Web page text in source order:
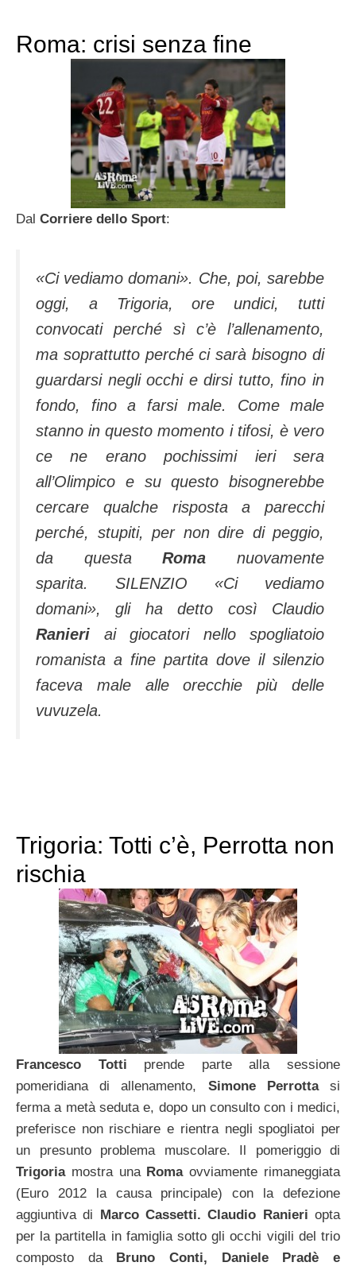
Roma: crisi senza fine
Dal Corriere dello Sport:
«Ci vediamo domani». Che, poi, sarebbe
oggi, a Trigoria, ore undici, tutti
convocati perché sì c’è l’allenamento,
ma soprattutto perché ci sarà bisogno di
guardarsi negli occhi e dirsi tutto, fino in
fondo, fino a farsi male. Come male
stanno in questo momento i tifosi, è vero
ce ne erano pochissimi ieri sera
all’Olimpico e su questo bisognerebbe
cercare qualche risposta a parecchi
perché, stupiti, per non dire di peggio,
da questaRoma nuovamente
sparita. SILENZIO «Ci vediamo
domani», gli ha detto così Claudio
Ranieri ai giocatori nello spogliatoio
romanista a fine partita dove il silenzio
faceva male alle orecchie più delle
vuvuzela.
Trigoria: Totti c’è, Perrotta non
rischia
Francesco Totti prende parte alla sessione
pomeridiana di allenamento, Simone Perrottasi
ferma a metà seduta e, dopo un consulto con i medici,
preferisce non rischiare e rientra negli spogliatoi per
un presunto problema muscolare. Il pomeriggio di
Trigoria mostra una Romaovviamente rimaneggiata
(Euro 2012 la causa principale) con la defezione
aggiuntiva di Marco Cassetti. Claudio Ranieri opta
per la partitella in famiglia sotto gli occhi vigili del trio
composto da Bruno Conti, Daniele Pradè e